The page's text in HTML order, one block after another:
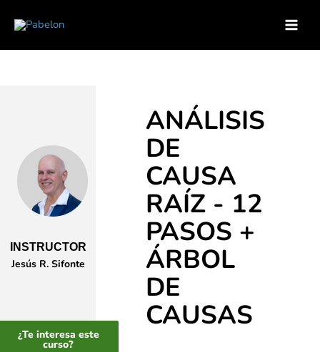
contenido
Inicio Soluciones para empresas
Curso – Analisis de Causa Raiz 12 Pasos arbol de Causas
INSTRUCTOR
Jesús R. Sifonte
¿Te interesa este
curso?
ANÁLISIS
DE
CAUSA
RAÍZ - 12
PASOS +
ÁRBOL
DE
CAUSAS